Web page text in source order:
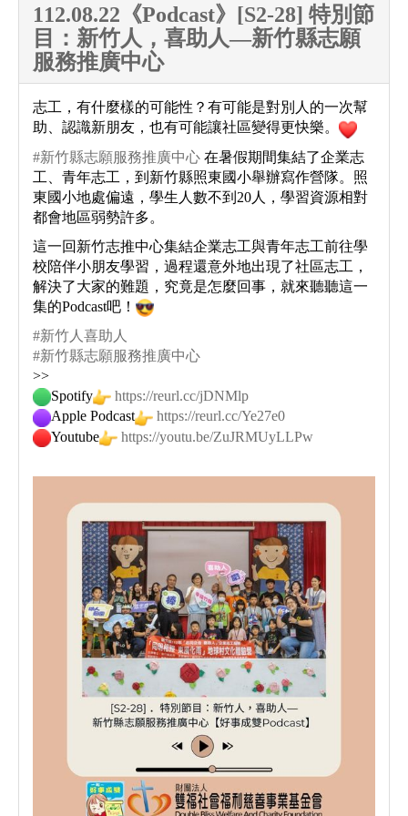
112.08.22《Podcast》[S2-28] 特別節
目：新竹人，喜助人—新竹縣志願
服務推廣中心
志工，有什麼樣的可能性？有可能是對別人的一次幫
助、認識新朋友，也有可能讓社區變得更快樂。
#新竹縣志願服務推廣中心 在暑假期間集結了企業志
工、青年志工，到新竹縣照東國小舉辦寫作營隊。照
東國小地處偏遠，學生人數不到20人，學習資源相對
都會地區弱勢許多。
這一回新竹志推中心集結企業志工與青年志工前往學
校陪伴小朋友學習，過程還意外地出現了社區志工，
解決了大家的難題，究竟是怎麼回事，就來聽聽這一
集的Podcast吧！
#新竹人喜助人
#新竹縣志願服務推廣中心
>>
Spotify
https://reurl.cc/jDNMlp
Apple Podcast
https://reurl.cc/Ye27e0
Youtube
https://youtu.be/ZuJRMUyLLPw